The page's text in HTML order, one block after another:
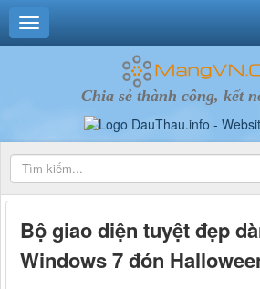
Chia sẻ thành công, kết
Bộ giao diện tuyệt đẹp
Windows 7 đón